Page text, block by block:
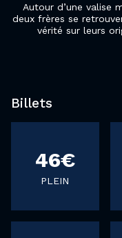
Autour d’une valise
deux frères se
vérité sur leurs
Billets
46€
PLEIN